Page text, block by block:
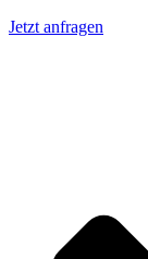
Jetzt anfragen